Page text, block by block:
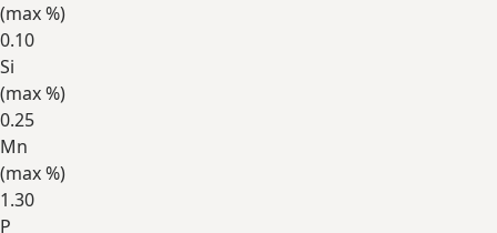
(max%)
0.10
Si
(max%)
0.25
Mn
(max%)
1.30
P